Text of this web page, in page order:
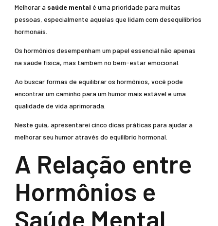
Melhorar a saúde mental é uma prioridade para muitas
pessoas, especialmente aquelas que lidam com desequilíbrios
hormonais.
Os hormônios desempenham um papel essencial não apenas
na saúde física, mas também no bem-estar emocional.
Ao buscar formas de equilibrar os hormônios, você pode
encontrar um caminho para um humor mais estável e uma
qualidade de vida aprimorada.
Neste guia, apresentarei cinco dicas práticas para ajudar a
melhorar seu humor através do equilíbrio hormonal.
A Relação entre
Hormônios e
Saúde Mental